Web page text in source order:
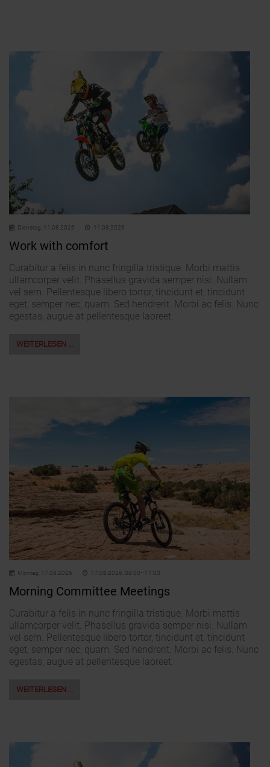
Dienstag, 11.08.2026 11.08.2026
Work with comfort
Curabitur a felis in nunc fringilla tristique. Morbi mattis
ullamcorper velit. Phasellus gravida semper nisi. Nullam
vel sem. Pellentesque libero tortor, tincidunt et, tincidunt
eget, semper nec, quam. Sed hendrerit. Morbi ac felis. Nunc
egestas, augue at pellentesque laoreet.
WEITERLESEN …
Montag, 17.08.2026 17.08.2026, 08:00–11:00
Morning Committee Meetings
Curabitur a felis in nunc fringilla tristique. Morbi mattis
ullamcorper velit. Phasellus gravida semper nisi. Nullam
vel sem. Pellentesque libero tortor, tincidunt et, tincidunt
eget, semper nec, quam. Sed hendrerit. Morbi ac felis. Nunc
egestas, augue at pellentesque laoreet.
WEITERLESEN …